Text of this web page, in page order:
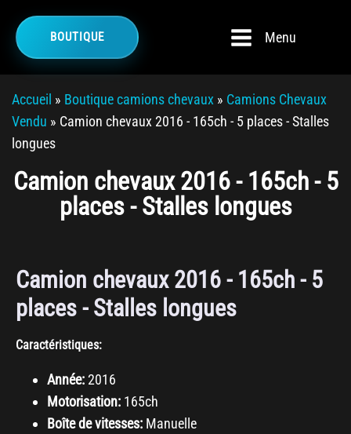
BOUTIQUE Menu
Accueil » Boutique camions chevaux » Camions Chevaux
Vendu » Camion chevaux 2016 - 165ch - 5 places - Stalles
longues
Camion chevaux 2016 - 165ch - 5
places - Stalles longues
Camion chevaux 2016 - 165ch - 5
places - Stalles longues
Caractéristiques:
Année:2016
Motorisation: 165ch
Boîte de vitesses: Manuelle